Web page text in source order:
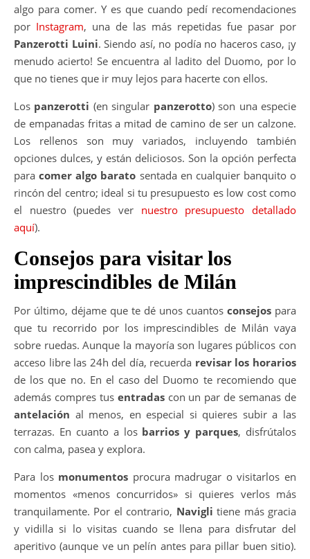
algo para comer. Y es que cuando pedí recomendaciones
por Instagram, una de las más repetidas fue pasar por
Panzerotti Luini. Siendo así, no podía no haceros caso, ¡y
menudo acierto! Se encuentra al ladito del Duomo, por lo
que no tienes que ir muy lejos para hacerte con ellos.
Los panzerotti (en singular panzerotto) son una especie
de empanadas fritas a mitad de camino de ser un calzone.
Los rellenos son muy variados, incluyendo también
opciones dulces, y están deliciosos. Son la opción perfecta
paracomer algo barato sentada en cualquier banquito o
rincón del centro; ideal si tu presupuesto es low cost como
el nuestro (puedes ver nuestro presupuesto detallado
aquí).
Consejos para visitar los
imprescindibles de Milán
Por último, déjame que te dé unos cuantos consejos para
que tu recorrido por los imprescindibles de Milán vaya
sobre ruedas. Aunque la mayoría son lugares públicos con
acceso libre las 24h del día, recuerda revisar los horarios
de los que no. En el caso del Duomo te recomiendo que
además compres tus entradas con un par de semanas de
antelación al menos, en especial si quieres subir a las
terrazas. En cuanto a los barrios y parques, disfrútalos
con calma, pasea y explora.
Para los monumentos procura madrugar o visitarlos en
momentos «menos concurridos» si quieres verlos más
tranquilamente. Por el contrario, Navigli tiene más gracia
y vidilla si lo visitas cuando se llena para disfrutar del
aperitivo (aunque ve un pelín antes para pillar buen sitio).